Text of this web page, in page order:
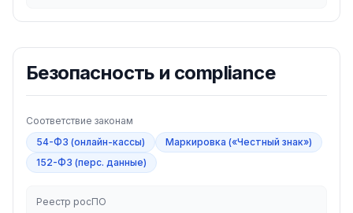
Безопасность и compliance
Соответствие законам
54-ФЗ (онлайн-кассы)
Маркировка («Честный знак»)
152-ФЗ (перс. данные)
Реестр росПО